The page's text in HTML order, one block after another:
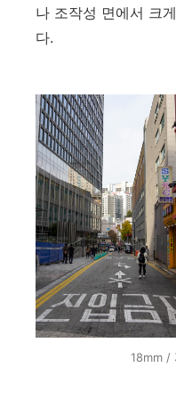
나 조작성 면에서 크
다.
18mm /